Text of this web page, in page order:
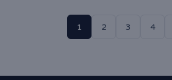
1 2 3 4